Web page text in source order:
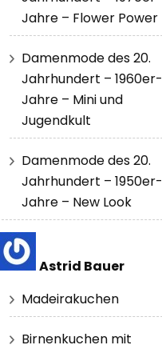
Jahre – Flower Power
Damenmode des 20.
Jahrhundert – 1960er-
Jahre – Mini und
Jugendkult
Damenmode des 20.
Jahrhundert – 1950er-
Jahre – New Look
Astrid Bauer
Madeirakuchen
Birnenkuchen mit